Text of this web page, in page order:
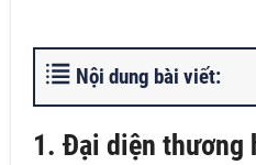
Nội dung bài viết:
1. Đại diện thương